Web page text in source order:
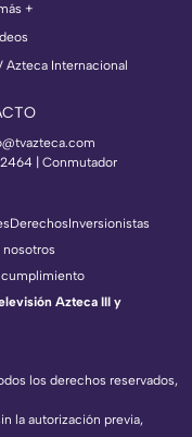
+
Azteca Internacional
| Conmutador
los derechos reservados,
la autorización previa,
DerechosInversionistas
nosotros
cumplimiento
Azteca III y